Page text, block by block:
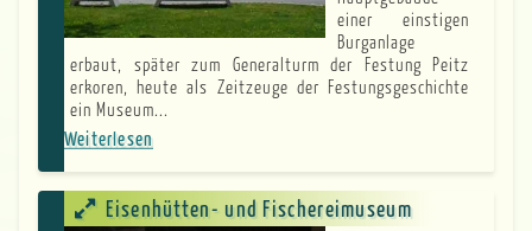
einer einstigen
Burganlage
erbaut, später zum Generalturm der Festung Peitz
erkoren, heute als Zeitzeuge der Festungsgeschichte
ein Museum...
Weiterlesen
Eisenhütten- und Fischereimuseum